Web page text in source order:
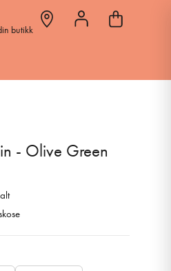
butikk
- Olive Green